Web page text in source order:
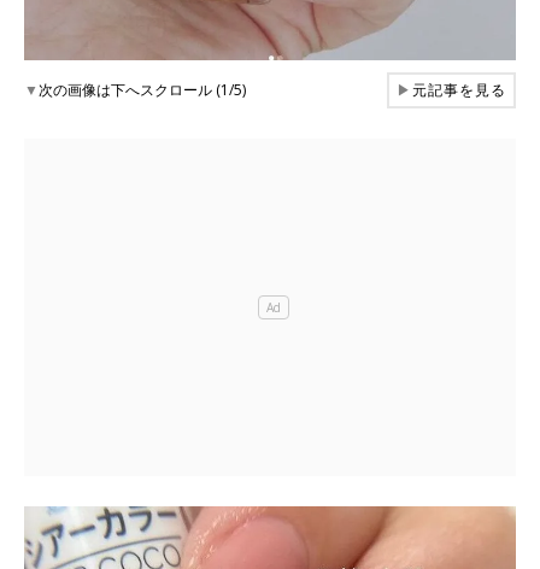
▼次の画像は下へスクロール (1/5) ▶元記事を見る